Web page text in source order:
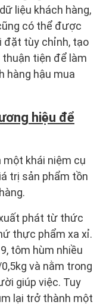
liệu khách hàng,
có thể được
đặt tùy chỉnh, tạo
thuận tiện để làm
hàng hậu mua
hiệu để
một khái niệm cụ
trị sản phẩm tồn
phát từ thức
thực phẩm xa xỉ.
tôm hùm nhiều
và nằm trong
giúp việc. Tuy
lại trở thành một